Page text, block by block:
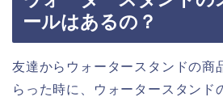
ールはあるの？
友達からウォータースタンドの商
らった時に、ウォータースタンド